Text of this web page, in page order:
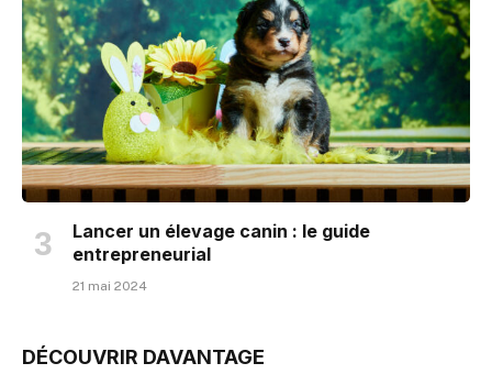
Lancer un élevage canin : le guide
entrepreneurial
21 mai 2024
DÉCOUVRIR DAVANTAGE